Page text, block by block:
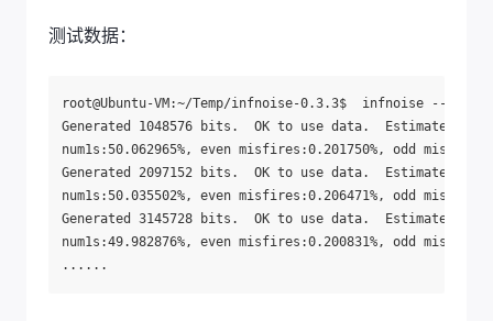
测试数据：
root@Ubuntu-VM:~/Temp/infnoise-0.3.3$  infnoise --
Generated 1048576 bits.  OK to use data.  Estimated
num1s:50.062965%, even misfires:0.201750%, odd
Generated 2097152 bits.  OK to use data.  Estimated
num1s:50.035502%, even misfires:0.206471%, odd
Generated 3145728 bits.  OK to use data.  Estimated
num1s:49.982876%, even misfires:0.200831%, odd